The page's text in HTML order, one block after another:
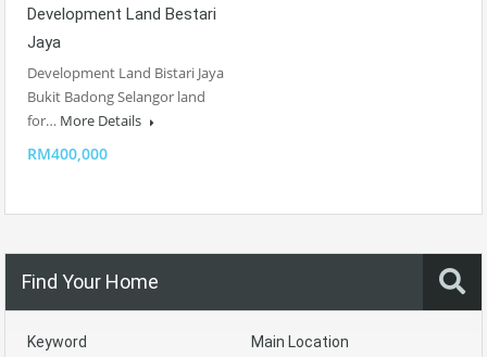
Development Land Bestari
Jaya
Development Land Bistari Jaya
Bukit Badong Selangor land
for… More Details
RM400,000
Find Your Home
Keyword Main Location